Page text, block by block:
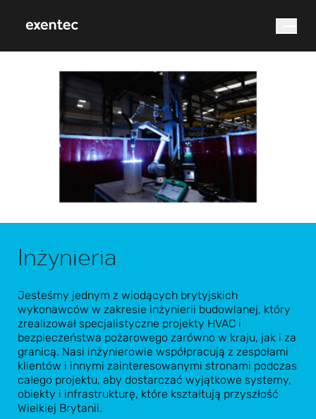
Czego szukasz?
Wyszukiwanie
Inżynieria
Jesteśmy jednym z wiodących brytyjskich
wykonawców w zakresie inżynierii budowlanej, który
zrealizował specjalistyczne projekty HVAC i
bezpieczeństwa pożarowego zarówno w kraju, jak i za
granicą. Nasi inżynierowie współpracują z zespołami
klientów i innymi zainteresowanymi stronami podczas
całego projektu, aby dostarczać wyjątkowe systemy,
obiekty i infrastrukturę, które kształtują przyszłość
Wielkiej Brytanii.